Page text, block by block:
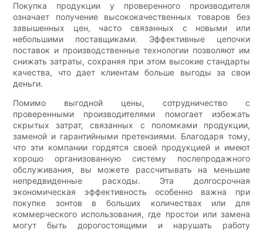
Покупка продукции у проверенного производителя
означает получение высококачественных товаров без
завышенных цен, часто связанных с новыми или
небольшими поставщиками. Эффективные цепочки
поставок и производственные технологии позволяют им
снижать затраты, сохраняя при этом высокие стандарты
качества, что дает клиентам больше выгоды за свои
деньги.
Помимо выгодной цены, сотрудничество с
проверенными производителями помогает избежать
скрытых затрат, связанных с поломками продукции,
заменой и гарантийными претензиями. Благодаря тому,
что эти компании гордятся своей продукцией и имеют
хорошо организованную систему послепродажного
обслуживания, вы можете рассчитывать на меньшие
непредвиденные расходы. Эта долгосрочная
экономическая эффективность особенно важна при
покупке зонтов в больших количествах или для
коммерческого использования, где простои или замена
могут быть дорогостоящими и нарушать работу